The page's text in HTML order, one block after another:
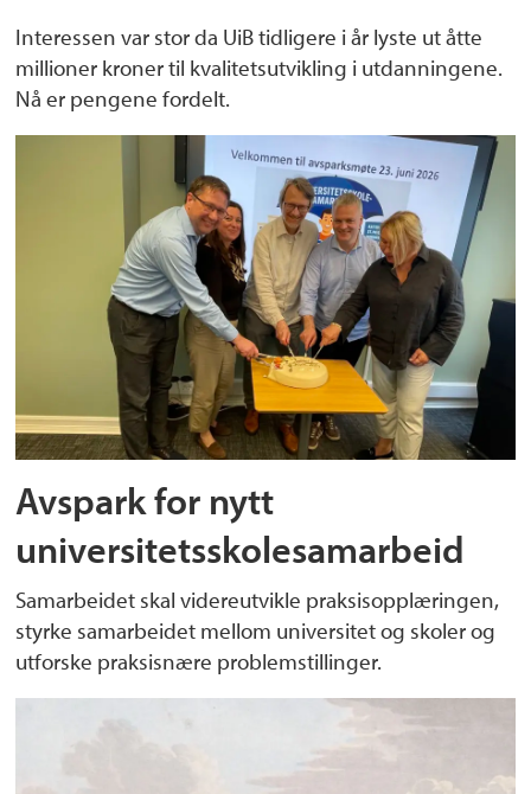
Interessen var stor da UiB tidligere i år lyste ut åtte
millioner kroner til kvalitetsutvikling i utdanningene.
Nå er pengene fordelt.
Avspark for nytt
universitetsskolesamarbeid
Samarbeidet skal videreutvikle praksisopplæringen,
styrke samarbeidet mellom universitet og skoler og
utforske praksisnære problemstillinger.